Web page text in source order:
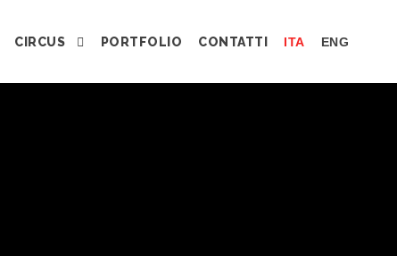
CIRCUS PORTFOLIO CONTATTI ITA ENG